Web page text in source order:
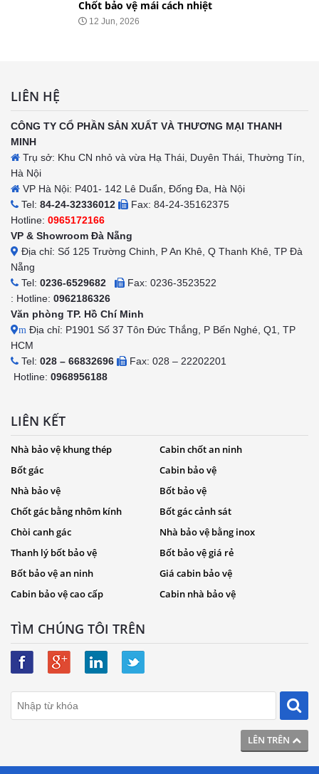
Chốt bảo vệ mái cách nhiệt
12 Jun, 2026
LÊN TRÊN
LIÊN HỆ
CÔNG TY CỔ PHẦN SẢN XUẤT VÀ THƯƠNG MẠI THANH
MINH
Trụ sở: Khu CN nhỏ và vừa Hạ Thái, Duyên Thái, Thường Tín,
Hà Nội
VP Hà Nội: P401- 142 Lê Duẩn, Đống Đa, Hà Nội
Tel: 84-24-32336012
Fax: 84-24-35162375
Hotline: 0965172166
VP & Showroom Đà Nẵng
Địa chỉ: Số 125 Trường Chinh, P An Khê, Q Thanh Khê, TP Đà
Nẵng
Tel: 0236-6529682
Fax: 0236-3523522
: Hotline: 0962186326
Văn phòng TP. Hồ Chí Minh
m Địa chỉ: P1901 Số 37 Tôn Đức Thắng, P Bến Nghé, Q1, TP
HCM
Tel: 028 – 66832696
Fax: 028 – 22202201
Hotline: 0968956188
LIÊN KẾT
Nhà bảo vệ khung thép
Cabin chốt an ninh
Bốt gác
Cabin bảo vệ
Nhà bảo vệ
Bốt bảo vệ
Chốt gác bằng nhôm kính
Bốt gác cảnh sát
Chòi canh gác
Nhà bảo vệ bằng inox
Thanh lý bốt bảo vệ
Bốt bảo vệ giá rẻ
Bốt bảo vệ an ninh
Giá cabin bảo vệ
Cabin bảo vệ cao cấp
Cabin nhà bảo vệ
TÌM CHÚNG TÔI TRÊN